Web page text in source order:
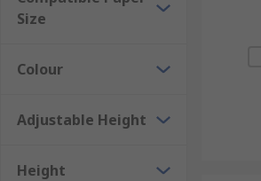
Size
Colour
Adjustable Height
Height